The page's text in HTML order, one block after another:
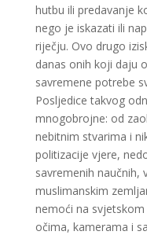
hutbu ili predavanje
nego je iskazati ili
riječju. Ovo drugo
danas onih koji daju
savremene potrebe
Posljedice takvog
mnogobrojne: od
nebitnim stvarima i
politizacije vjere,
savremenih naučnih,
muslimanskim
nemoći na svjetskom
očima, kamerama i